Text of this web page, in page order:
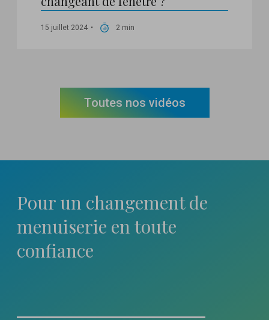
15 juillet 2024 2 min
Toutes nos vidéos
Pour un changementde
menuiserie en toute
confiance